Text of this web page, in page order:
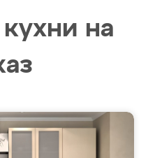
на